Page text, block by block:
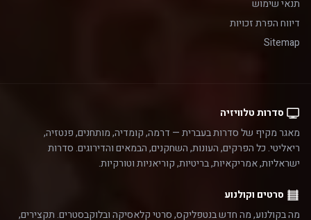
תנאי שימוש
דיווח הפרת זכויות
Sitemap
סדרות טלוויזיה
מאגר מקיף של סדרות בעברית — דרמה, קומדיה, מותחנים, פנטזיה,
ריאליטי. כל הפרקים, העונות, השחקנים, הבמאים והדירוגים. סדרות
ישראליות, אמריקאיות, בריטיות, קוריאניות וטורקיות.
סרטים וקולנוע
מה בקולנוע, מה חדש בנטפליקס, סרטי קלאסיקה ובלוקבסטרים. תקצירים,